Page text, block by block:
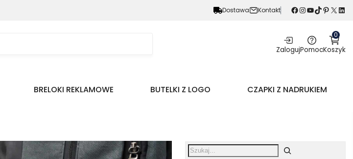
Dostawa Kontakt Facebook InstagramYouTube TikTok Pinterest X LinkedIn
ZalogujPomoc
0
Koszyk
BRELOKI REKLAMOWE BUTELKI Z LOGO CZAPKI Z NADRUKIEM